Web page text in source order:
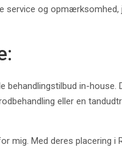
og
in-
eller en
Med deres placering i